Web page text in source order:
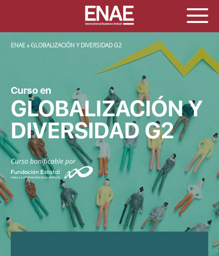
SOBRESCRIBIR ENLACES DE AYUDA A LA NAVEGACIÓN
ENAE GLOBALIZACIÓN Y DIVERSIDAD G2
Curso en
GLOBALIZACIÓN Y
DIVERSIDAD G2